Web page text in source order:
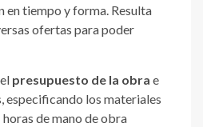
en tiempo y forma. Resulta
ofertas para poder
presupuesto de la obra e
especificando los materiales
de mano de obra